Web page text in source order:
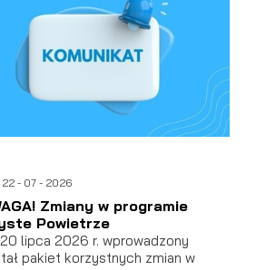
22 - 07 - 2026
Zmiany w programie
Powietrze
lipca 2026 r. wprowadzony
pakiet korzystnych zmian w